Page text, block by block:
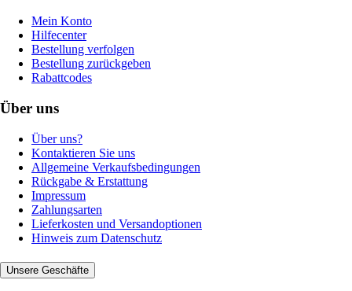
Mein Konto
Hilfecenter
Bestellung verfolgen
Bestellung zurückgeben
Rabattcodes
Über uns
Über uns?
Kontaktieren Sie uns
Allgemeine Verkaufsbedingungen
Rückgabe & Erstattung
Impressum
Zahlungsarten
Lieferkosten und Versandoptionen
Hinweis zum Datenschutz
Unsere Geschäfte